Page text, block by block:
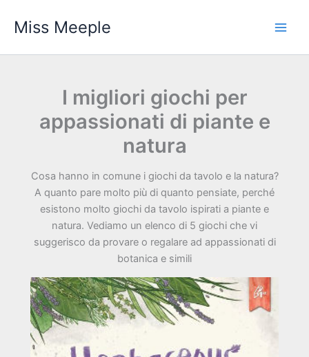
Miss Meeple
I migliori giochi per
appassionati di piante e
natura
Cosa hanno in comune i giochi da tavolo e la natura?
A quanto pare molto più di quanto pensiate, perché
esistono molto giochi da tavolo ispirati a piante e
natura. Vediamo un elenco di 5 giochi che vi
suggerisco da provare o regalare ad appassionati di
botanica e simili